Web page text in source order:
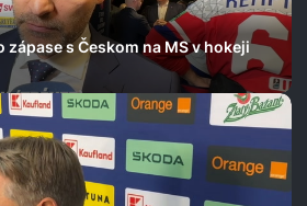
s Českom na MS v hokeji